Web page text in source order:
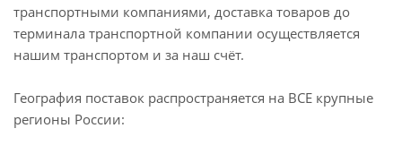
транспортными компаниями, доставка товаров до
терминала транспортной компании осуществляется
нашим транспортом и за наш счёт.
География поставок распространяется на ВСЕ крупные
регионы России: